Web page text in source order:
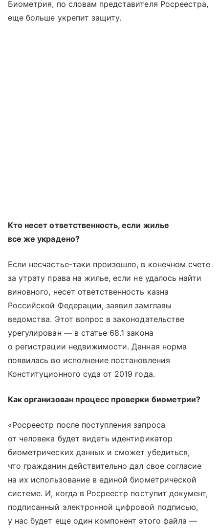
Биометрия, по словам представителя Росреестра,
еще больше укрепит защиту.
Кто несет ответственность, если жилье
все же украдено?
Если несчастье-таки произошло, в конечном счете
за утрату права на жилье, если не удалось найти
виновного, несет ответственность казна
Российской Федерации, заявил замглавы
ведомства. Этот вопрос в законодательстве
урегулирован — в статье 68.1 закона
о регистрации недвижимости. Данная норма
появилась во исполнение постановления
Конституционного суда от 2019 года.
Как организован процесс проверки биометрии?
«Росреестр после поступления запроса
от человека будет видеть идентификатор
биометрических данных и сможет убедиться,
что гражданин действительно дал свое согласие
на их использование в единой биометрической
системе. И, когда в Росреестр поступит документ,
подписанный электронной цифровой подписью,
у нас будет еще один компонент этого файла —